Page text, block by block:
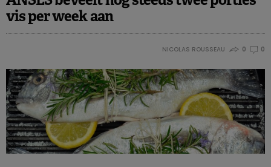
vis per week aan
NICOLAS ROUSSEAU 0 0